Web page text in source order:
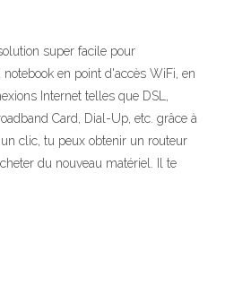
super facile pour
en point d'accès WiFi, en
Internet telles que DSL,
Card, Dial-Up, etc. grâce à
clic, tu peux obtenir un routeur
du nouveau matériel. Il te